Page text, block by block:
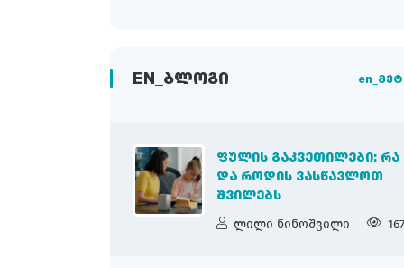
EN_ᲑᲚᲝᲒᲘ
ᲤᲣᲚᲘᲡ ᲒᲐᲙᲕᲔᲗᲘᲚᲔᲑᲘ: ᲠᲐ
ᲓᲐ ᲠᲝᲓᲘᲡ ᲕᲐᲡᲬᲐᲕᲚᲝᲗ
ᲨᲕᲘᲚᲔᲑᲡ
ლილი ნინოშვილი